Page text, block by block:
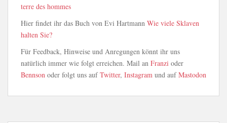
terre des hommes
Hier findet ihr das Buch von Evi Hartmann Wie viele Sklaven
halten Sie?
Für Feedback, Hinweise und Anregungen könnt ihr uns
natürlich immer wie folgt erreichen. Mail an Franzi oder
Bennson oder folgt uns aufTwitter, Instagram und aufMastodon